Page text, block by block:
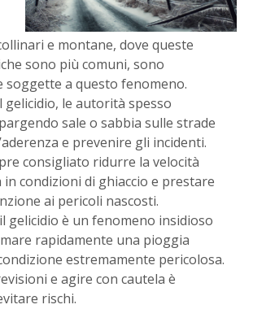
e montane, dove queste
sono più comuni, sono
soggette a questo fenomeno.
le autorità spesso
sale o sabbia sulle strade
e prevenire gli incidenti.
consigliato ridurre la velocità
condizioni di ghiaccio e prestare
ai pericoli nascosti.
gelicidio è un fenomeno insidioso
rapidamente una pioggia
estremamente pericolosa.
e agire con cautela è
rischi.